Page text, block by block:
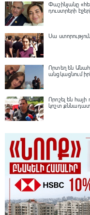
Փաշինյանը
դուստրերի
Սա
Որտեղ են
անցկացնում
Որոշել են
կոշտ